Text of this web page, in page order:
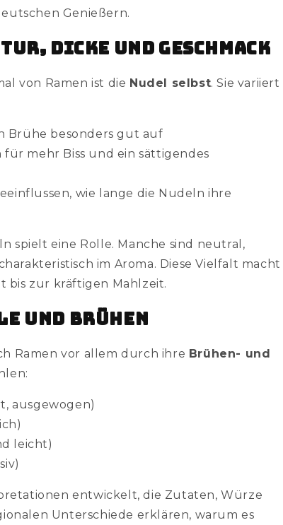
Genießern.
Dicke und Geschmack
von Ramen ist die Nudel selbst. Sie variiert
Brühe besonders gut auf
für mehr Biss und ein sättigendes
wie lange die Nudeln ihre
spielt eine Rolle. Manche sind neutral,
im Aroma. Diese Vielfalt macht
bis zur kräftigen Mahlzeit.
und Brühen
Ramen vor allem durch ihre Brühen- und
ausgewogen)
leicht)
entwickelt, die Zutaten, Würze
Unterschiede erklären, warum es